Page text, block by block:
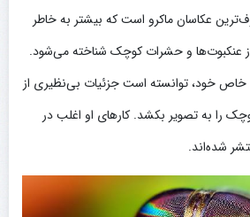
عکاسان ماکرو است که بیشتر به خاطر
عنکبوت‌ها و حشرات کوچک شناخته می‌شود.
خاص خود، توانسته است جزئیات بی‌نظیری از
را به تصویر بکشد. کارهای او اغلب در
شده‌اند.